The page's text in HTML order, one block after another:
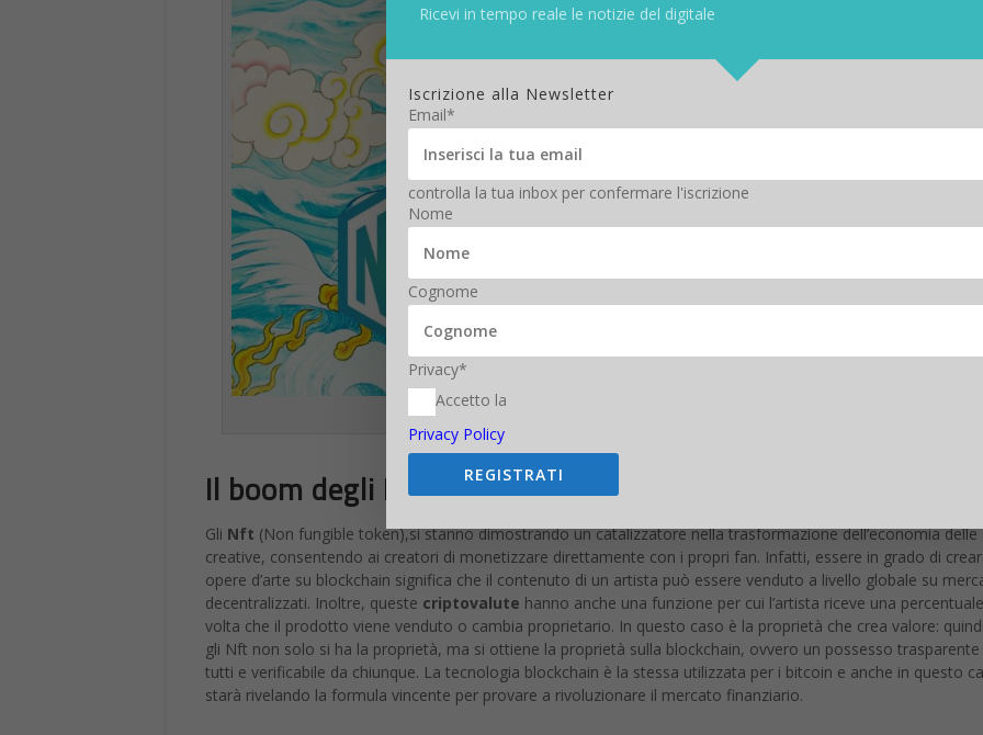
NFT (Non fungible token) la nuova criptovaluta
Il boom degli Nft
Gli Nft (Non fungible token),si stanno dimostrando un catalizzatore nella trasformazione dell’economia
creative, consentendo ai creatori di monetizzare direttamente con i propri fan. Infatti, essere in grado di
opere d’arte su blockchain significa che il contenuto di un artista può essere venduto a livello globale su
decentralizzati. Inoltre, queste criptovalute hanno anche una funzione per cui l’artista riceve una
volta che il prodotto viene venduto o cambia proprietario. In questo caso è la proprietà che crea valore:
gli Nft non solo si ha la proprietà, ma si ottiene la proprietà sulla blockchain, ovvero un possesso
tutti e verificabile da chiunque. La tecnologia blockchain è la stessa utilizzata per i bitcoin e anche in questo
starà rivelando la formula vincente per provare a rivoluzionare il mercato finanziario.
Ricevi in tempo reale le notizie del digitale
Iscrizione alla Newsletter
Email*
controlla la tua inbox per confermare l'iscrizione
Nome
Cognome
Privacy*
Accetto la
Privacy Policy
REGISTRATI